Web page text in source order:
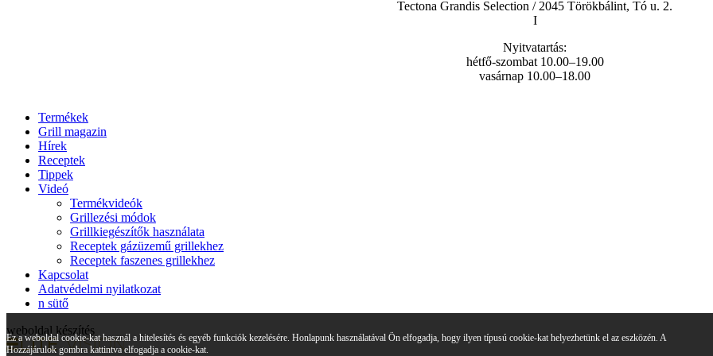
Ez a weboldal cookie-kat használ a hitelesítés és egyéb funkciók kezelésére. Honlapunk használatával Ön elfogadja, hogy ilyen típusú cookie-kat helyezhetünk el az eszközén. A
Hozzájárulok gombra kattintva elfogadja a cookie-kat.
Tectona Grandis Selection / 2045 Törökbálint, Tó u. 2.
I
Nyitvatartás:
hétfő-szombat 10.00–19.00
vasárnap 10.00–18.00
Termékek
Grill magazin
Hírek
Receptek
Tippek
Videó
Termékvideók
Grillezési módok
Grillkiegészítők használata
Receptek gázüzemű grillekhez
Receptek faszenes grillekhez
Kapcsolat
Adatvédelmi nyilatkozat
n sütő
weboldal készítés